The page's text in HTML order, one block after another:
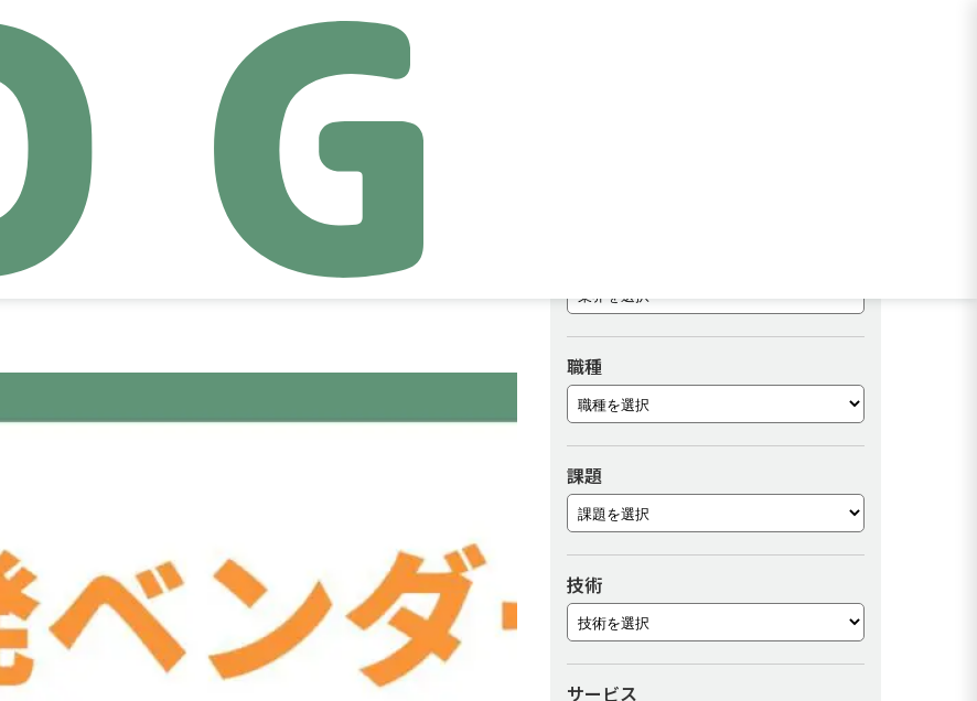
横断型の生成AI研修で「作
トナー”へ意識変革
職種
課題
技術
サービス